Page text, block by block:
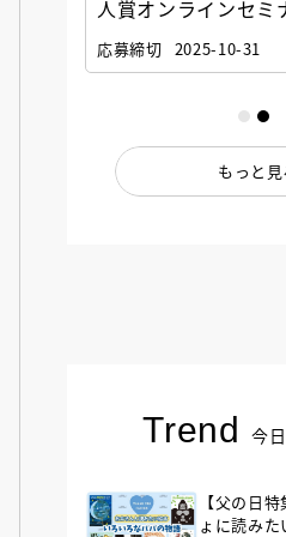
人賞オンラインセ
と担当編集者が語る
講座」
応募締切 2025-10-31
もっと見
Trend 今
【父の日
ょに読み